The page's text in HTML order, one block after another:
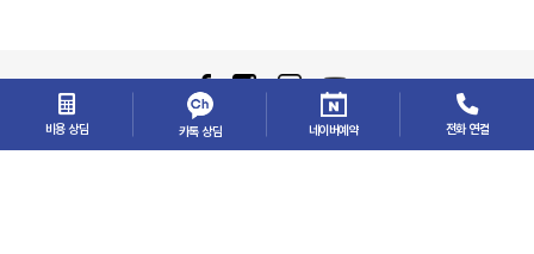
비용 상담 카톡 상담 네이버예약 전화 연결
대전광역시 서구 둔산로123번길 28 브라운빌딩
대표 : 송창호
사업자번호: 544-49-00038 TEL: 042-716-5030